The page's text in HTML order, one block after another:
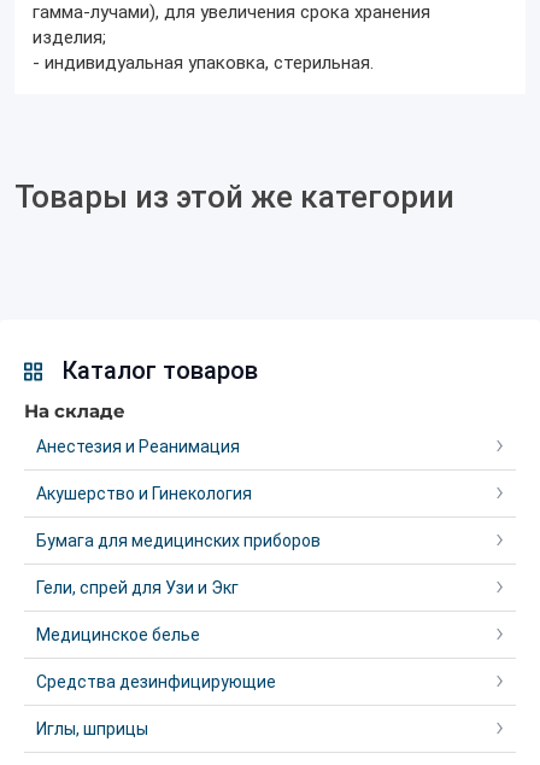
гамма-лучами), для увеличения срока хранения
изделия;
- индивидуальная упаковка, стерильная.
Товары из этой же категории
Каталог товаров
На складе
Анестезия и Реанимация
Акушерство и Гинекология
Бумага для медицинских приборов
Гели, спрей для Узи и Экг
Медицинское белье
Средства дезинфицирующие
Иглы, шприцы